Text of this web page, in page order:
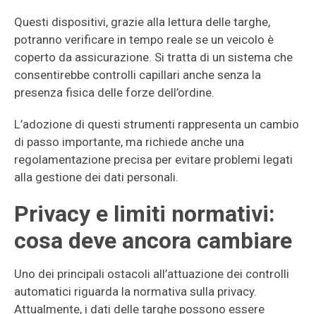
Questi dispositivi, grazie alla lettura delle targhe,
potranno verificare in tempo reale se un veicolo è
coperto da assicurazione. Si tratta di un sistema che
consentirebbe controlli capillari anche senza la
presenza fisica delle forze dell’ordine.
L’adozione di questi strumenti rappresenta un cambio
di passo importante, ma richiede anche una
regolamentazione precisa per evitare problemi legati
alla gestione dei dati personali.
Privacy e limiti normativi:
cosa deve ancora cambiare
Uno dei principali ostacoli all’attuazione dei controlli
automatici riguarda la normativa sulla privacy.
Attualmente, i dati delle targhe possono essere